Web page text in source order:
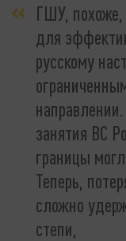
ГШУ, похоже,
для
русскому
занятия ВС
границы
Теперь,
сложно
степи,